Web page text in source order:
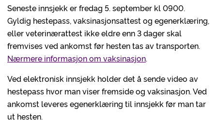
Seneste innsjekk er fredag 5. september kl 0900.
Gyldig hestepass, vaksinasjonsattest og egenerklæring,
eller veterinærattest ikke eldre enn 3 dager skal
fremvises ved ankomst før hesten tas av transporten.
Nærmere informasjon om vaksinasjon.
Ved elektronisk innsjekk holder det å sende video av
hestepass hvor man viser fremside og vaksinasjon. Ved
ankomst leveres egenerklæring til innsjekk før man tar
ut hesten.